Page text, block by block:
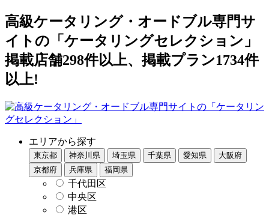
高級ケータリング・オードブル専門サ
イトの「ケータリングセレクション」
掲載店舗298件以上、掲載プラン1734件
以上!
エリアから探す
東京都 神奈川県 埼玉県 千葉県 愛知県
大阪府
京都府
兵庫県 福岡県
千代田区
中央区
港区